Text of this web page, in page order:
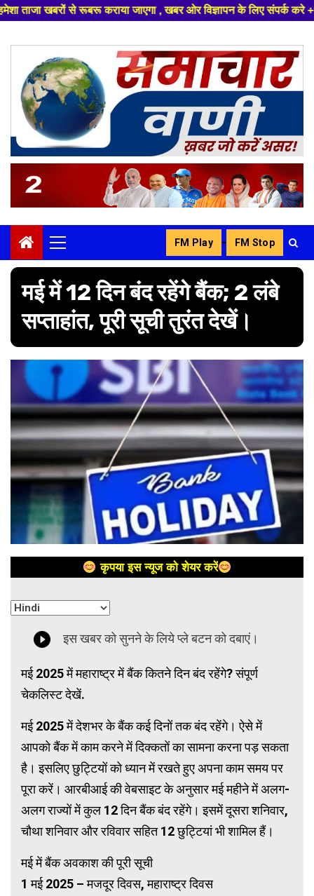
, खबर ओर विज्ञापन के लिए संपर्क करे +91 8329626839 ,हमारे
content
Primary
Menu
FM Play - FM Stop
मई में 12 दिन बंद रहेंगे बैंक; 2 लंबे
सप्ताहांत, पूरी सूची तुरंत देखें।
कृपया इस न्यूज को शेयर करें
मई 2025 में महाराष्ट्र में बैंक कितने दिन बंद रहेंगे? संपूर्ण
चेकलिस्ट देखें.
मई 2025 में देशभर के बैंक कई दिनों तक बंद रहेंगे। ऐसे में
आपको बैंक में काम करने में दिक्कतों का सामना करना पड़ सकता
है। इसलिए छुट्टियों को ध्यान में रखते हुए अपना काम समय पर
पूरा करें। आरबीआई की वेबसाइट के अनुसार मई महीने में अलग-
अलग राज्यों में कुल 12 दिन बैंक बंद रहेंगे। इसमें दूसरा शनिवार,
चौथा शनिवार और रविवार सहित 12 छुट्टियां भी शामिल हैं।
मई में बैंक अवकाश की पूरी सूची
1 मई 2025 – मजदूर दिवस, महाराष्ट्र दिवस